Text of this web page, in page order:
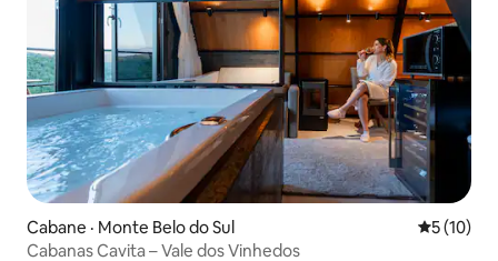
Cabane · Monte Belo do Sul Note
5 (10)
Cabanas Cavita – Vale dos Vinhedos